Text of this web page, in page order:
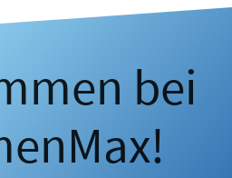
bei